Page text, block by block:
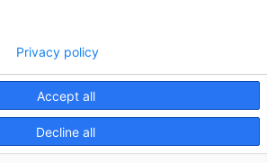
Desenvolupat per
Accept all
Decline all
Privacy policy